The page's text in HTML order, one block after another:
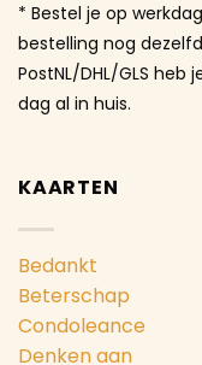
* Bestel je op
bestelling nog
PostNL/DHL/GLS
dag al in huis.
KAARTEN
Bedankt
Beterschap
Condoleance
Denken aan